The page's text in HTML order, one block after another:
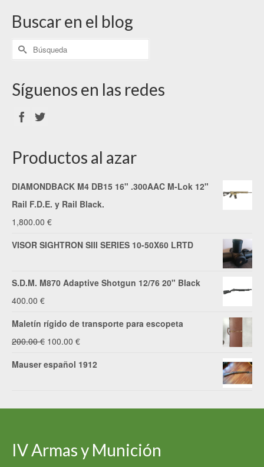
Buscar en el blog
Síguenos en las redes
Productos al azar
DIAMONDBACK M4 DB15 16" .300AAC M-Lok 12"
Rail F.D.E. y Rail Black.
1,800.00 €
VISOR SIGHTRON SIII SERIES 10-50X60 LRTD
S.D.M. M870 Adaptive Shotgun 12/76 20" Black
400.00 €
Maletín rígido de transporte para escopeta
200.00€ El
precio
200.00 €.
100.00 €El
100.00 €.
Mauser español 1912
IV Armas y Munición